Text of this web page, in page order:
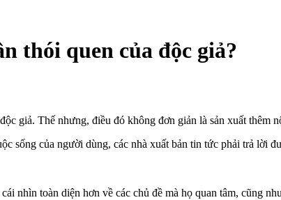
thói quen của độc giả?
giả. Thế nhưng, điều đó không đơn giản là sản xuất thêm
sống của người dùng, các nhà xuất bản tin tức phải trả lời
nhìn toàn diện hơn về các chủ đề mà họ quan tâm, cũng